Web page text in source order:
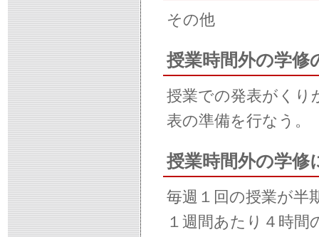
その他
授業時間外の学修
授業での発表がくり
表の準備を行なう。
授業時間外の学修
毎週１回の授業が半
１週間あたり４時間